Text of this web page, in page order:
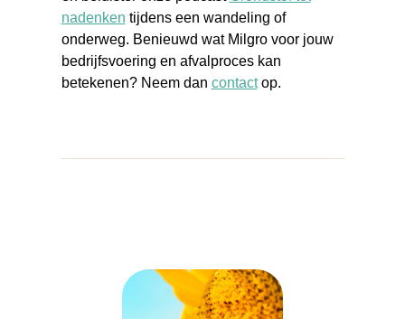
nadenken tijdens een wandeling of
onderweg. Benieuwd wat Milgro voor jouw
bedrijfsvoering en afvalproces kan
betekenen? Neem dan contactop.